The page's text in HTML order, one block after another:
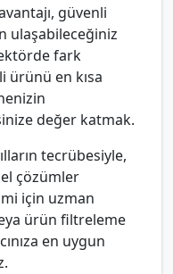
güvenli
ulaşabileceğiniz
fark
ürünü en kısa
değer katmak.
tecrübesiyle,
çözümler
için uzman
ürün filtreleme
en uygun